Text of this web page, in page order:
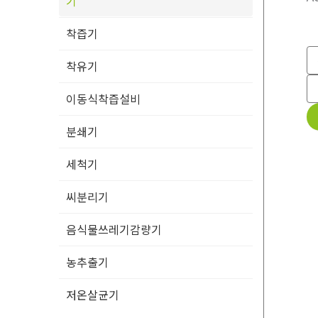
착즙기
착유기
이동식착즙설비
분쇄기
세척기
씨분리기
음식물쓰레기감량기
농추출기
저온살균기